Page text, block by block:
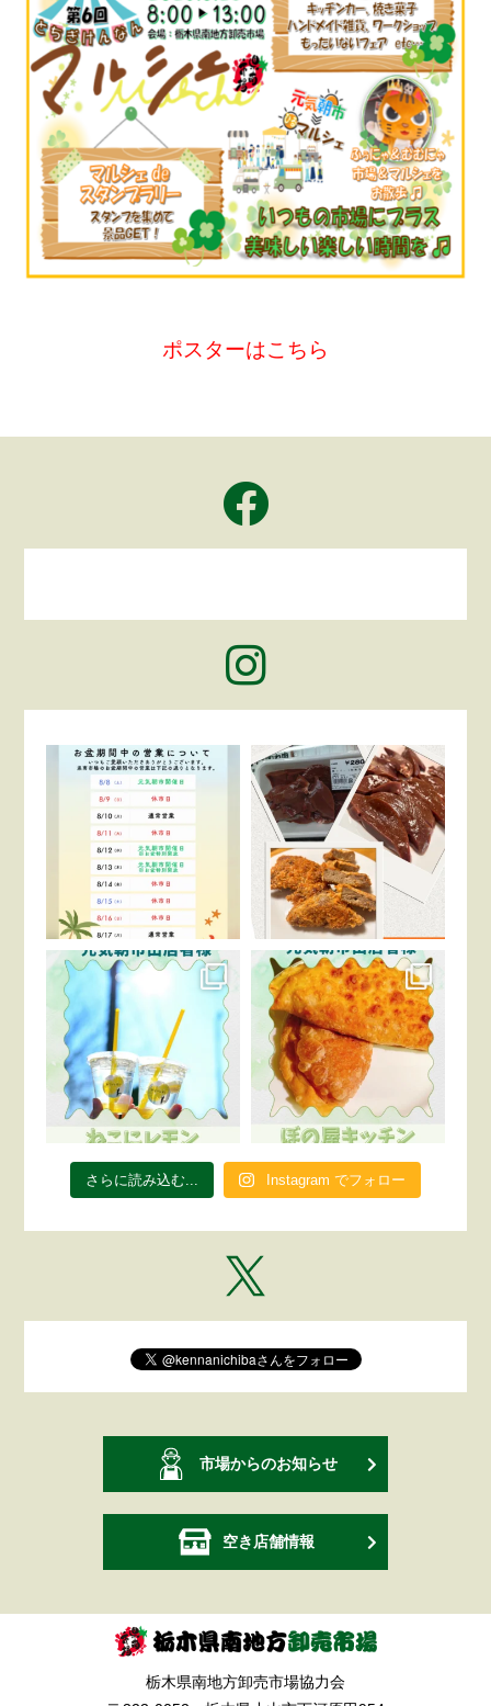
ポスターはこちら
さらに読み込む... Instagram でフォロー
市場からのお知らせ
空き店舗情報
栃木県南地方卸売市場協力会